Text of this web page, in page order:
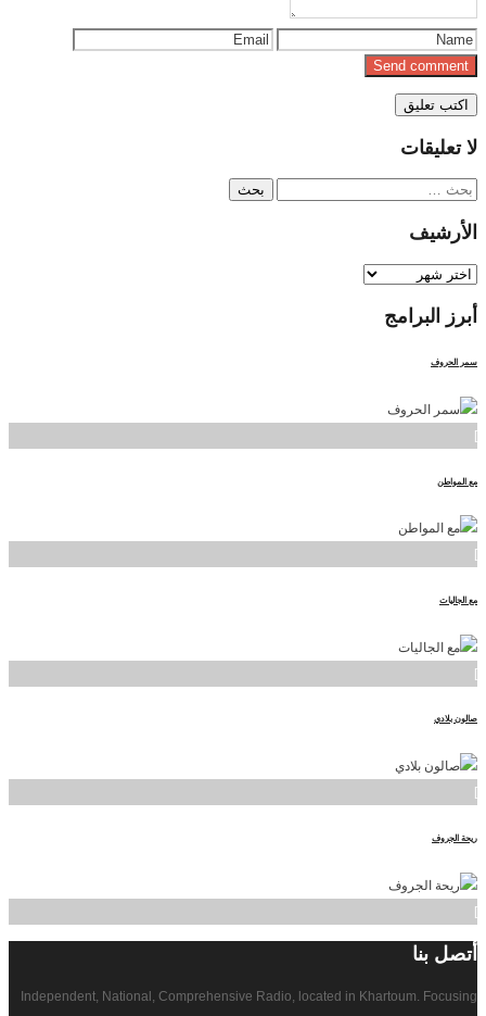
لاتعليقات
البحث
الأرشيف
الأرشيف
أبرز البرامج
سمر الحروف
]
مع المواطن
]
مع الجاليات
]
صالون بلادي
]
ريحة الجروف
]
أتصل بنا
Independent, National, Comprehensive Radio, located in Khartoum. Focusing